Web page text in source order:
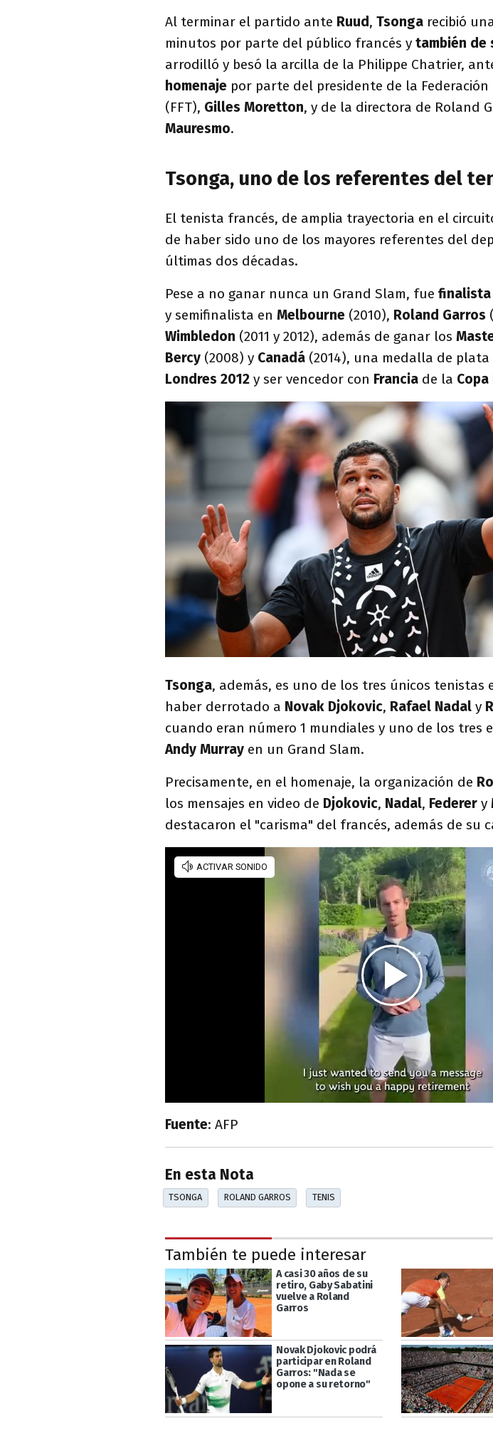
Al terminar el partido ante Ruud, Tsonga recibió
minutos por parte del público francés y también de
arrodilló y besó la arcilla de la Philippe Chatrier,
homenaje por parte del presidente de la Federación
(FFT), Gilles Moretton, y de la directora de Roland
Mauresmo.
Tsonga, uno de los referentes del
El tenista francés, de amplia trayectoria en el
de haber sido uno de los mayores referentes del
últimas dos décadas.
Pese a no ganar nunca un Grand Slam, fue finalista
y semifinalista en Melbourne (2010), Roland Garros
Wimbledon (2011 y 2012), además de ganar los
Bercy (2008) y Canadá (2014), una medalla de plata
Londres 2012 y ser vencedor con Francia de la Copa
Tsonga, además, es uno de los tres únicos tenistas
haber derrotado a Novak Djokovic, Rafael Nadal y
cuando eran número 1 mundiales y uno de los tres
Andy Murray en un Grand Slam.
Precisamente, en el homenaje, la organización de
los mensajes en video de Djokovic, Nadal, Federer y
destacaron el "carisma" del francés, además de su
Fuente: AFP
En esta Nota
TSONGA ROLAND GARROS TENIS
También te puede interesar
A casi 30 años de su
retiro, Gaby Sabatini
vuelve a Roland
Garros
Novak Djokovic podrá
participar en Roland
Garros: "Nada se
opone a su retorno"